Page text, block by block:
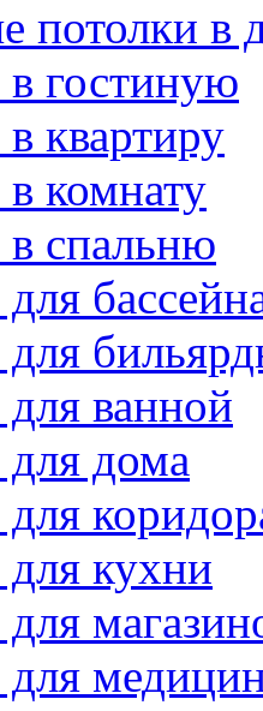
потолки в
гостиную
квартиру
комнату
спальню
ванной
дома
кухни